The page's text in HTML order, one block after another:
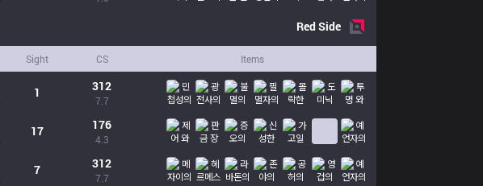
RedSide
Sight CS Items
1 312
7.7
17 176
4.3
7 312
7.7